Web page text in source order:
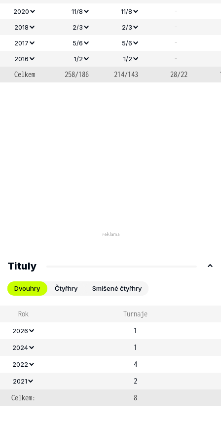
2020
11/8 11/8 -
2018 2/3 2/3 -
2017 5/6 5/6 -
2016 1/2 1/2
-
Celkem
258/186 214/143 28/22
Tituly
Dvouhry Čtyřhry Smíšené čtyřhry
Rok Turnaje
2026 1
2024 1
2022 4
2021
2
Celkem:
8